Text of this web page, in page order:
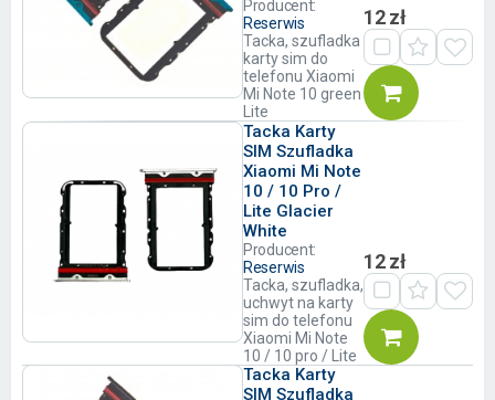
Producent:
Reserwis
Tacka, szufladka
karty sim do
telefonu Xiaomi
Mi Note 10 green
Lite
12 zł
Tacka Karty
SIM Szufladka
Xiaomi Mi Note
10 / 10 Pro /
Lite Glacier
White
Producent:
Reserwis
Tacka, szufladka,
uchwyt na karty
sim do telefonu
Xiaomi Mi Note
10 / 10 pro / Lite
12 zł
Tacka Karty
SIM Szufladka